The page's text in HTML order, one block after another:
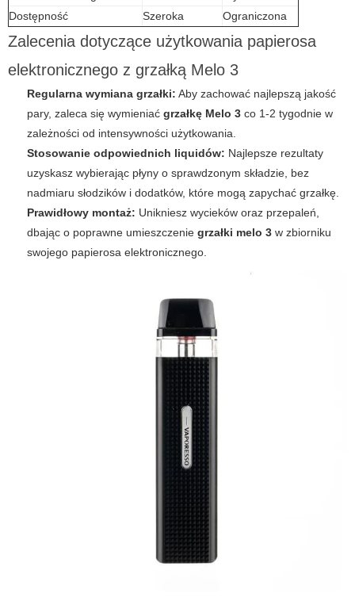
Dostępność
Szeroka Ograniczona
Zalecenia dotyczące użytkowania papierosa
elektronicznego z grzałką Melo 3
Regularna wymiana grzałki: Aby zachować najlepszą jakość
pary, zaleca się wymieniać grzałkę Melo 3 co 1-2 tygodnie w
zależności od intensywności użytkowania.
Stosowanie odpowiednich liquidów: Najlepsze rezultaty
uzyskasz wybierając płyny o sprawdzonym składzie, bez
nadmiaru słodzików i dodatków, które mogą zapychać grzałkę.
Prawidłowy montaż: Unikniesz wycieków oraz przepaleń,
dbając o poprawne umieszczenie grzałki melo 3 w zbiorniku
swojego papierosa elektronicznego.